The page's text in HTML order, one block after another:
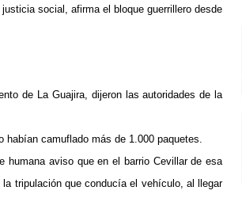
social, afirma el bloque guerrillero desde
de La Guajira, dijeron las autoridades de la
habían camuflado más de 1.000 paquetes.
humana aviso que en el barrio Cevillar de esa
tripulación que conducía el vehículo, al llegar